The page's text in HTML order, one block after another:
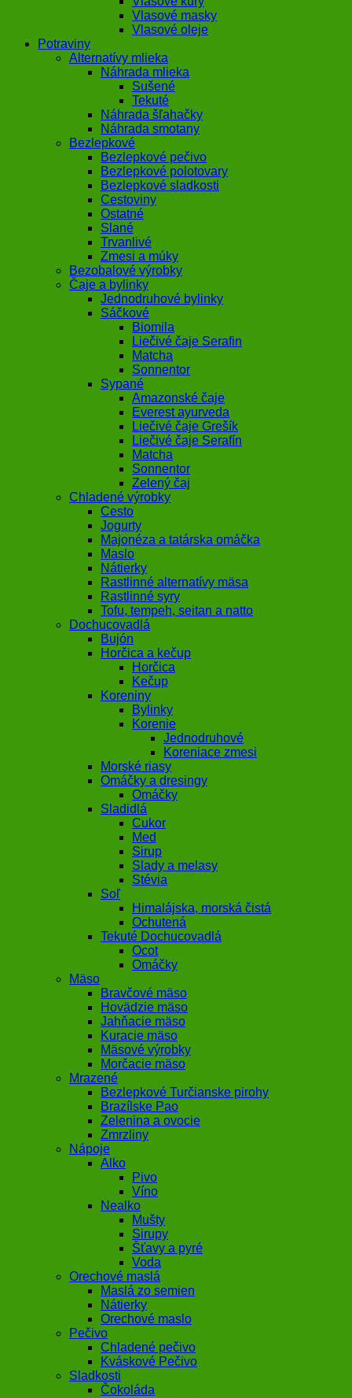
Vlasové masky
Vlasové oleje
Potraviny
Alternatívy mlieka
Náhrada mlieka
Sušené
Tekuté
Náhrada šľahačky
Náhrada smotany
Bezlepkové
Bezlepkové pečivo
Bezlepkové polotovary
Bezlepkové sladkosti
Cestoviny
Ostatné
Slané
Trvanlivé
Zmesi a múky
Bezobalové výrobky
Čaje a bylinky
Jednodruhové bylinky
Sáčkové
Biomila
Liečivé čaje Serafin
Matcha
Sonnentor
Sypané
Amazonské čaje
Everest ayurveda
Liečivé čaje Grešík
Liečivé čaje Serafín
Matcha
Sonnentor
Zelený čaj
Chladené výrobky
Cesto
Jogurty
Majonéza a tatárska omáčka
Maslo
Nátierky
Rastlinné alternatívy mäsa
Rastlinné syry
Tofu, tempeh, seitan a natto
Dochucovadlá
Bujón
Horčica a kečup
Horčica
Kečup
Koreniny
Bylinky
Korenie
Jednodruhové
Koreniace zmesi
Morské riasy
Omáčky a dresingy
Omáčky
Sladidlá
Cukor
Med
Sirup
Slady a melasy
Stévia
Soľ
Himalájska, morská čistá
Ochutená
Tekuté Dochucovadlá
Ocot
Omáčky
Mäso
Bravčové mäso
Hovädzie mäso
Jahňacie mäso
Kuracie mäso
Mäsové výrobky
Morčacie mäso
Mrazené
Bezlepkové Turčianske pirohy
Brazílske Pao
Zelenina a ovocie
Zmrzliny
Nápoje
Alko
Pivo
Víno
Nealko
Mušty
Sirupy
Šťavy a pyré
Voda
Orechové maslá
Maslá zo semien
Nátierky
Orechové maslo
Pečivo
Chladené pečivo
Kváskové Pečivo
Sladkosti
Čokoláda